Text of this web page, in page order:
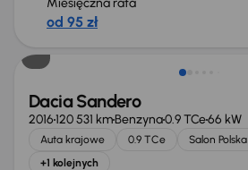
Miesięczna rata
od 95 zł
Taniej o 1 000 zł
Dacia Sandero
2016120 531 kmBenzyna0.9 TCe66 kW
Auta krajowe 0.9 TCe Salon Polska
+1 kolejnych